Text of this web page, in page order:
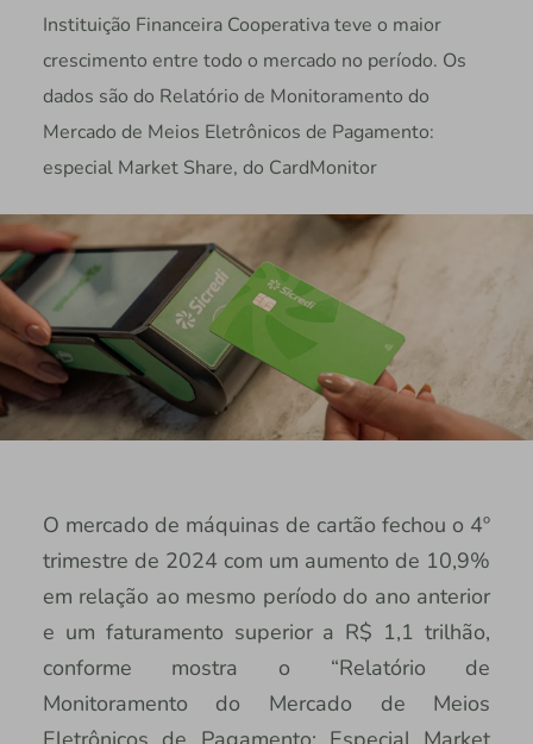
Instituição Financeira Cooperativa teve o maior
crescimento entre todo o mercado no período. Os
dados são do Relatório de Monitoramento do
Mercado de Meios Eletrônicos de Pagamento:
especial Market Share, do CardMonitor
O mercado de máquinas de cartão fechou o 4º
trimestre de 2024 com um aumento de 10,9%
em relação ao mesmo período do ano anterior
e um faturamento superior a R$ 1,1 trilhão,
conforme mostra o “Relatório de
Monitoramento do Mercado de Meios